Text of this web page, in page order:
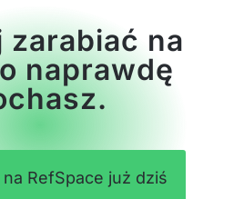
zarabiać na
naprawdę
na RefSpace już dziś